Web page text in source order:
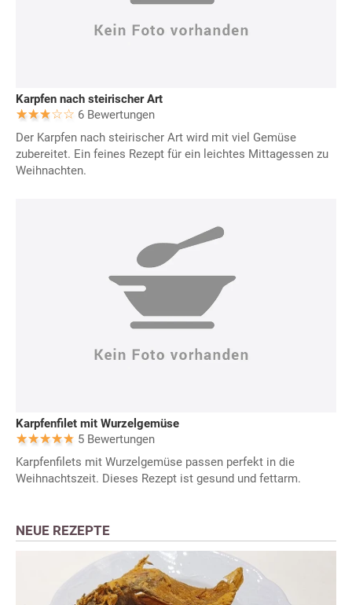
Karpfen nach steirischer Art
6 Bewertungen
Der Karpfen nach steirischer Art wird mit viel Gemüse
zubereitet. Ein feines Rezept für ein leichtes Mittagessen zu
Weihnachten.
Karpfenfilet mit Wurzelgemüse
5 Bewertungen
Karpfenfilets mit Wurzelgemüse passen perfekt in die
Weihnachtszeit. Dieses Rezept ist gesund und fettarm.
NEUE REZEPTE